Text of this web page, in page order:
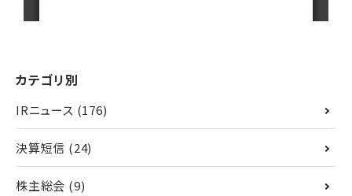
カテゴリ別
IRニュース (176)
決算短信 (24)
株主総会 (9)